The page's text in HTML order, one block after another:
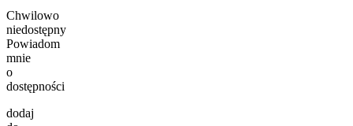
Chwilowo
niedostępny
Powiadom
mnie
o
dostępności
dodaj